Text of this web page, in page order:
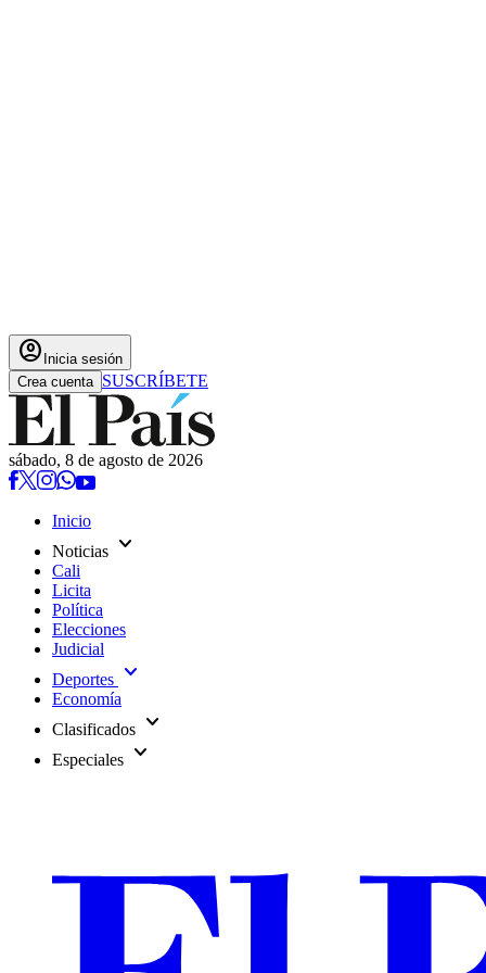
account_circle Inicia sesión
Crea cuenta SUSCRÍBETE
sábado, 8 de agosto de 2026
Inicio
Noticias expand_more
Cali
Licita
Política
Elecciones
Judicial
Deportes expand_more
Economía
Clasificados expand_more
Especiales expand_more